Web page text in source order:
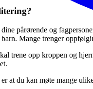
pårørende og
Mange trenger
trene opp kroppen og
at du kan møte mange